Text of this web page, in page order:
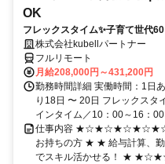
OK
フレックスタイム✨子育て世代
株式会社kubellパートナー
フルリモート
月給208,000円～431,200円
勤務時間詳細 実働時間：1日
り18日 〜 20日 フレックス
インタイム／10：00～16：
仕事内容
お持ちの方 ★ ★ 給与計算、
でスキル活かせる！